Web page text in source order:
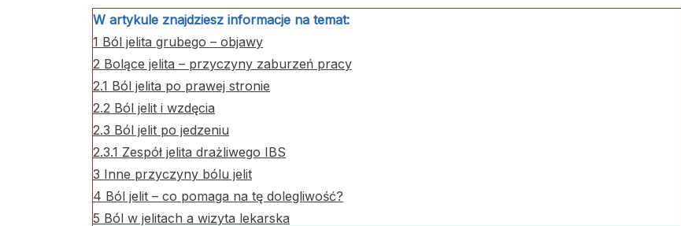
W artykule znajdziesz informacje na temat:
1 Ból jelita grubego – objawy
2 Bolące jelita – przyczyny zaburzeń pracy
2.1 Ból jelita po prawej stronie
2.2 Ból jelit i wzdęcia
2.3 Ból jelit po jedzeniu
2.3.1 Zespół jelita drażliwego IBS
3 Inne przyczyny bólu jelit
4 Ból jelit – co pomaga na tę dolegliwość?
5 Ból w jelitach a wizyta lekarska